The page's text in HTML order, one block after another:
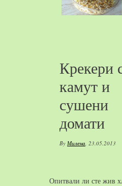
Крекери
камут и
сушени
домати
By Милена 23.05.2013
Опитвали ли сте жив